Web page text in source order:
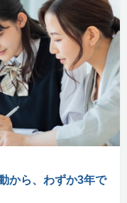
から、わずか3年で